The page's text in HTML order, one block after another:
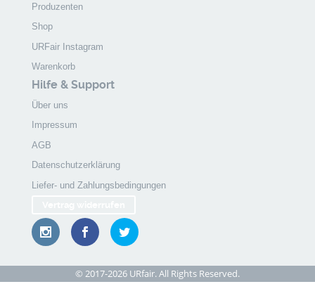
Produzenten
Shop
URFair Instagram
Warenkorb
Hilfe & Support
Über uns
Impressum
AGB
Datenschutzerklärung
Liefer- und Zahlungsbedingungen
© 2017-2026 URfair. All Rights Reserved.